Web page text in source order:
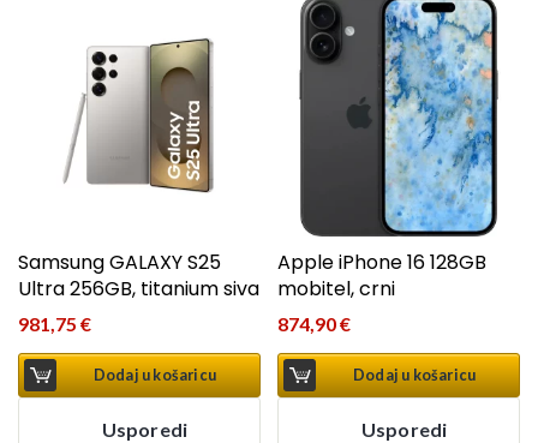
Samsung GALAXY S25
Ultra 256GB, titanium siva
981,75 €
Dodaj u košaricu
Usporedi
Apple iPhone 16 128GB
mobitel, crni
874,90€
Dodaj u košaricu
Usporedi